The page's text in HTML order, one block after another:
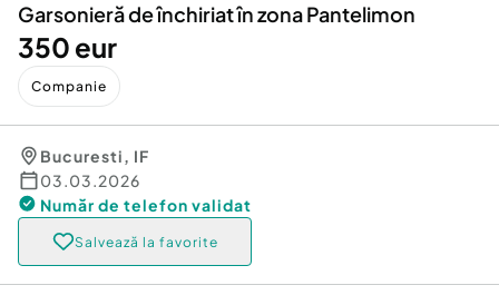
Garsonieră de închiriat în zona Pantelimon
350 eur
Companie
Bucuresti, IF
03.03.2026
Număr de telefon validat
Salvează la favorite